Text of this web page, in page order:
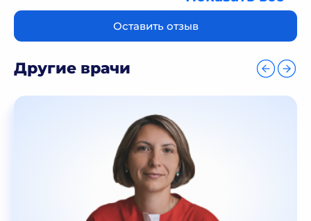
Оставить отзыв
Другие врачи